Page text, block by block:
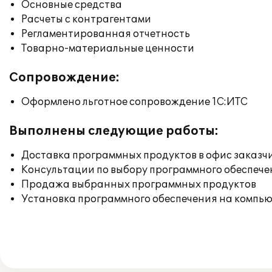
Основные средства
Расчеты с контрагентами
Регламентированная отчетность
Товарно-материальные ценности
Сопровождение:
Оформлено льготное сопровождение 1С:ИТС
Выполнены следующие работы:
Доставка программных продуктов в офис
Консультации по выбору программного
Продажа выбранных программных продуктов
Установка программного обеспечения на